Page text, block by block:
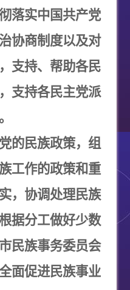
落实中国共产党
协商制度以及对
支持、帮助各民
支持各民主党派
的民族政策，组
工作的政策和重
，协调处理民族
据分工做好少数
民族事务委员会
面促进民族事业